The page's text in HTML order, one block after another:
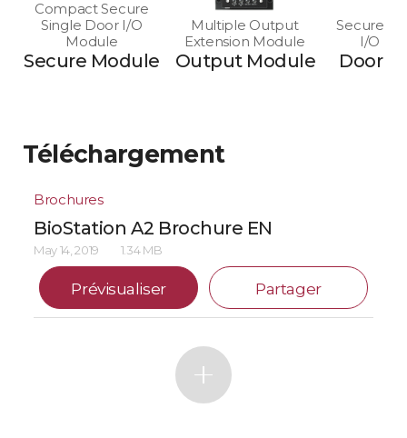
Compact Secure
Single Door I/O
Module
Secure Module
Multiple Output
Extension Module
Output Module
Secure
I/O
Door
Téléchargement
Brochures
BioStation A2 Brochure EN
May 14, 2019 1.34 MB
Prévisualiser Partager